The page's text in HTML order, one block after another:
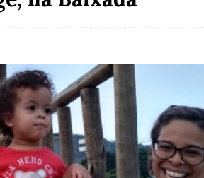
Agroecológico com os Povos das
e Inauguração da Feira da Praia do
DE EVENTOS
Fluminenses, Cronicamente
Nova Via Mobilidade 10 Anos Após